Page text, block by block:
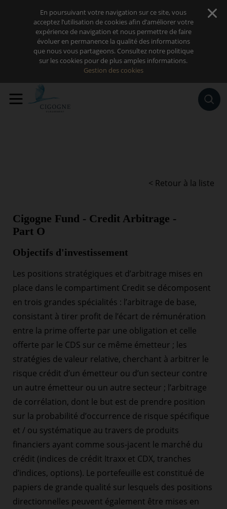
En poursuivant votre navigation sur ce site, vous
acceptez l’utilisation de cookies afin d’améliorer votre
expérience de navigation et nous permettre de faire
évoluer en permanence la qualité des informations
que nous vous partageons. Consultez notre politique
sur les cookies pour de plus amples informations.
Gestion des cookies
< Retour à la liste
Cigogne Fund - Credit Arbitrage -
Part O
Objectifs d'investissement
Les positions stratégiques et d’arbitrage mises en
place dans le compartiment Credit se décomposent
en trois grandes spécialités : l’arbitrage de base,
consistant à tirer profit de l’écart de rémunération
entre la prime offerte par une obligation et celle
offerte par le CDS sur ce même émetteur ; les
stratégies de valeur relative, cherchant à arbitrer le
risque crédit d’un émetteur ou d’un secteur contre
un autre émetteur ou un autre secteur ; l’arbitrage
de corrélation, dont le but est de prendre position
sur la probabilité d’occurrence de risque spécifique
et / ou systématique au travers de produits
financiers ayant comme sous-jacent le marché du
crédit (indices de crédit Itraxx et CDX, tranches
d’indices, options). Le portefeuille est constitué de
papiers de grande qualité sur lesquels des positions
directionnelles peuvent également être mises en